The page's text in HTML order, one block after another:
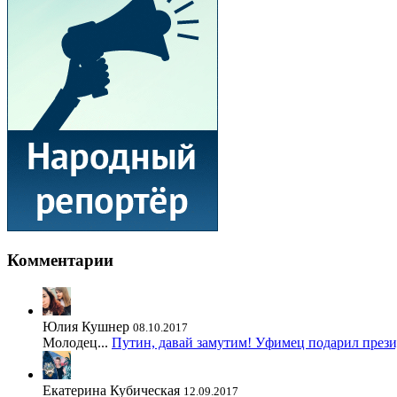
Комментарии
Юлия Кушнер 08.10.2017
Молодец... Путин, давай замутим! Уфимец подарил
Екатерина Кубическая 12.09.2017